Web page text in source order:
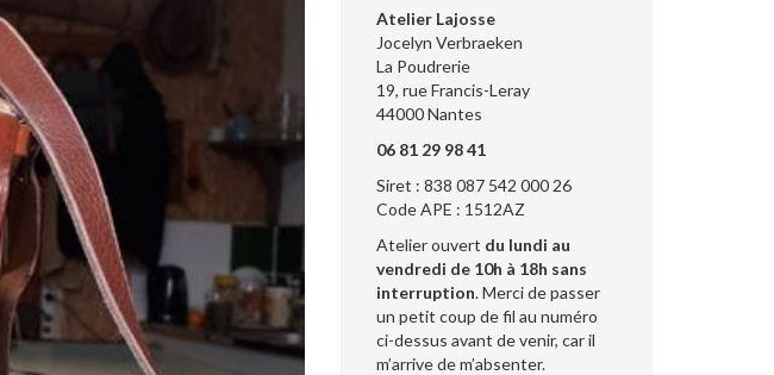
Atelier Lajosse
Jocelyn Verbraeken
La Poudrerie
19, rue Francis-Leray
44000 Nantes
06 81 29 98 41
Siret : 838 087 542 000 26
Code APE : 1512AZ
Atelier ouvert du lundi au
vendredi de 10h à 18h sans
interruption. Merci de passer
un petit coup de fil au numéro
ci-dessus avant de venir, car il
m’arrive de m’absenter.